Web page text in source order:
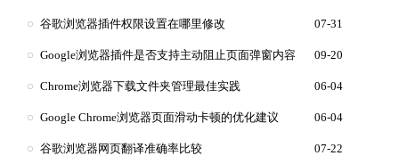
谷歌浏览器插件权限设置在哪里修改 07-31
Google浏览器插件是否支持主动阻止页面弹窗内容 09-20
Chrome浏览器下载文件夹管理最佳实践 06-04
Google Chrome浏览器页面滑动卡顿的优化建议 06-04
谷歌浏览器网页翻译准确率比较 07-22